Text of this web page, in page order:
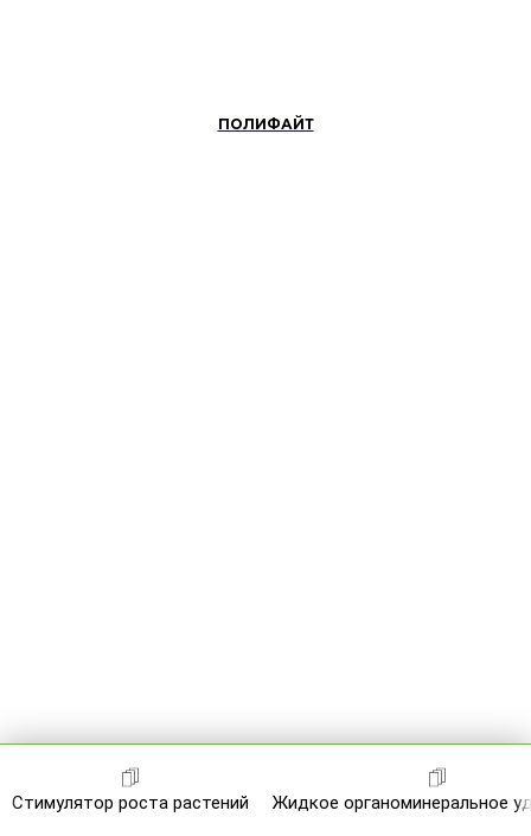
Компания Семена СЗР Удобрения С/х-техника
Стимулятор роста растений Жидкое органоминеральное
ПОЛИФАЙТ